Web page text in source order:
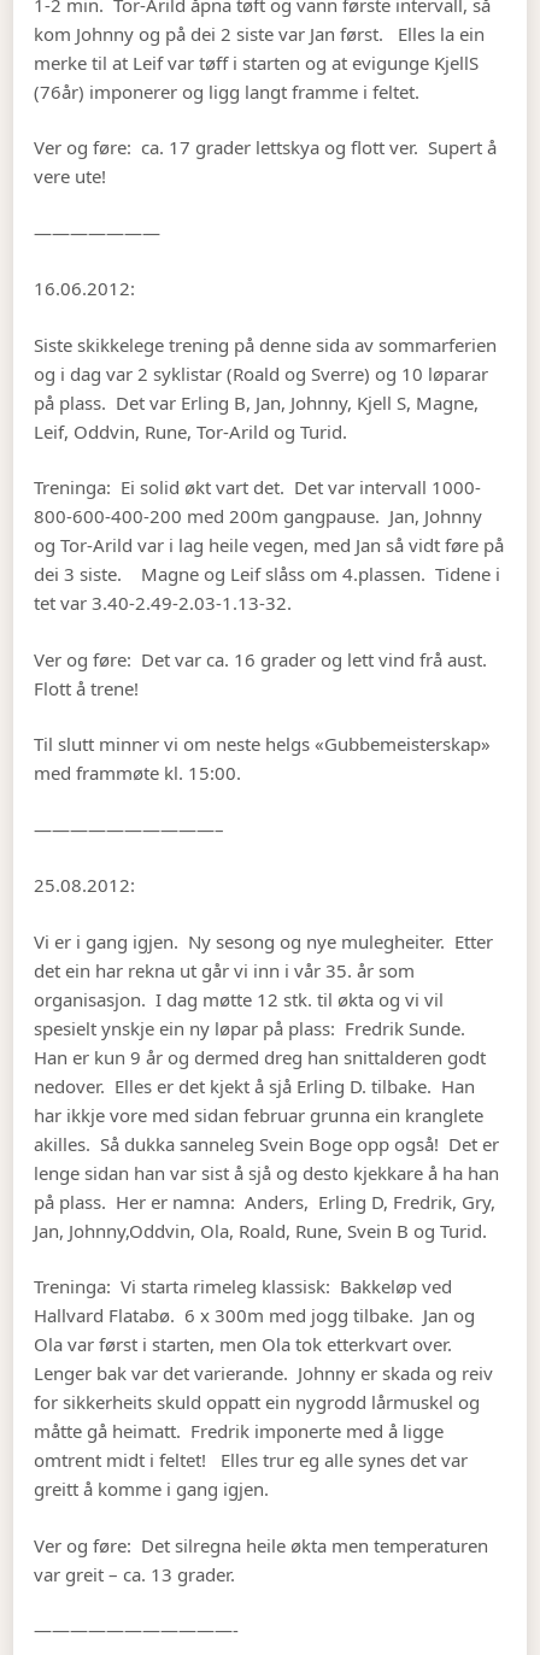
kom Johnny og på dei 2 siste var Jan først. Elles la ein
merke til at Leif var tøff i starten og at evigunge KjellS
(76år) imponerer og ligg langt framme i feltet.
Ver og føre: ca. 17 grader lettskya og flott ver. Supert å
vere ute!
———————
16.06.2012:
Siste skikkelege trening på denne sida av sommarferien
og i dag var 2 syklistar (Roald og Sverre) og 10 løparar
på plass. Det var Erling B, Jan, Johnny, Kjell S, Magne,
Leif, Oddvin, Rune, Tor-Arild og Turid.
Treninga: Ei solid økt vart det. Det var intervall 1000-
800-600-400-200 med 200m gangpause. Jan, Johnny
og Tor-Arild var i lag heile vegen, med Jan så vidt føre på
dei 3 siste. Magne og Leif slåss om 4.plassen. Tidene i
tet var 3.40-2.49-2.03-1.13-32.
Ver og føre: Det var ca. 16 grader og lett vind frå aust.
Flott å trene!
Til slutt minner vi om neste helgs «Gubbemeisterskap»
med frammøte kl. 15:00.
——————————–
25.08.2012:
Vi er i gang igjen. Ny sesong og nye mulegheiter. Etter
det ein har rekna ut går vi inn i vår 35. år som
organisasjon. I dag møtte 12 stk. til økta og vi vil
spesielt ynskje ein ny løpar på plass: Fredrik Sunde.
Han er kun 9 år og dermed dreg han snittalderen godt
nedover. Elles er det kjekt å sjå Erling D. tilbake. Han
har ikkje vore med sidan februar grunna ein kranglete
akilles. Så dukka sanneleg Svein Boge opp også! Det er
lenge sidan han var sist å sjå og desto kjekkare å ha han
på plass. Her er namna: Anders, Erling D, Fredrik, Gry,
Jan, Johnny,Oddvin, Ola, Roald, Rune, Svein B og Turid.
Treninga: Vi starta rimeleg klassisk: Bakkeløp ved
Hallvard Flatabø. 6 x 300m med jogg tilbake. Jan og
Ola var først i starten, men Ola tok etterkvart over.
Lenger bak var det varierande. Johnny er skada og reiv
for sikkerheits skuld oppatt ein nygrodd lårmuskel og
måtte gå heimatt. Fredrik imponerte med å ligge
omtrent midt i feltet! Elles trur eg alle synes det var
greitt å komme i gang igjen.
Ver og føre: Det silregna heile økta men temperaturen
var greit – ca. 13 grader.
———————————-